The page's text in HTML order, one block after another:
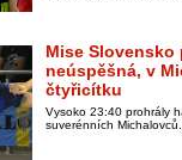
Mise Slovensko
neúspěšná, v
čtyřicítku
Vysoko 23:40 prohrály
suverénních